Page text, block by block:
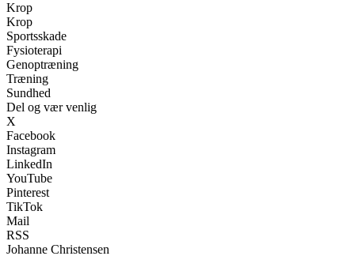
Krop
Krop
Sportsskade
Fysioterapi
Genoptræning
Træning
Sundhed
Del og vær venlig
X
Facebook
Instagram
LinkedIn
YouTube
Pinterest
TikTok
Mail
RSS
Johanne Christensen